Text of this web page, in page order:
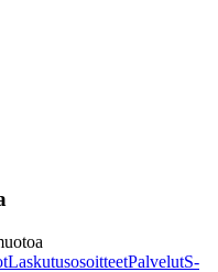
LaskutusosoitteetPalvelutS-